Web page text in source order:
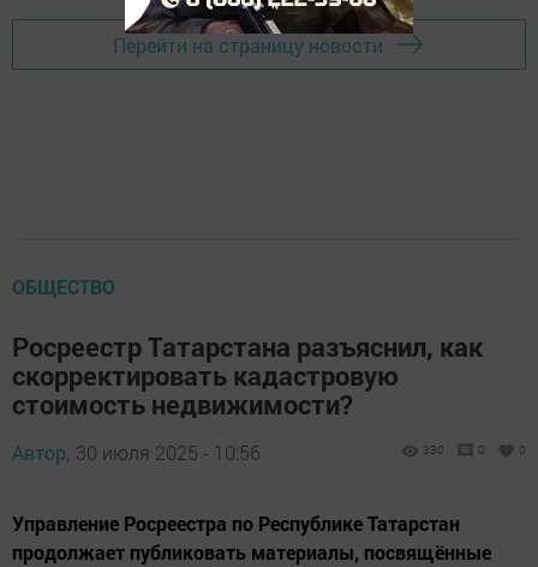
Перейти на страницу новости
ОБЩЕСТВО
Росреестр Татарстана разъяснил, как
скорректировать кадастровую
стоимость недвижимости?
Автор, 30 июля 2025 - 10:56 330 0 0
Управление Росреестра по Республике Татарстан
продолжает публиковать материалы, посвящённые